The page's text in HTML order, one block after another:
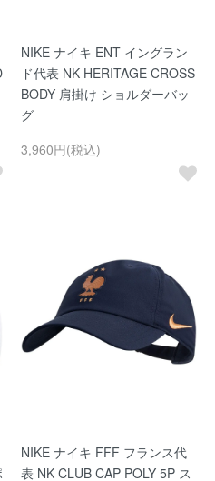
NIKE ナイキ ENT イングラン
ド代表 NK HERITAGE CROSS
BODY 肩掛け ショルダーバッ
グ
3,960円(税込)
NIKE ナイキ FFF フランス代
表 NK CLUB CAP POLY 5P ス